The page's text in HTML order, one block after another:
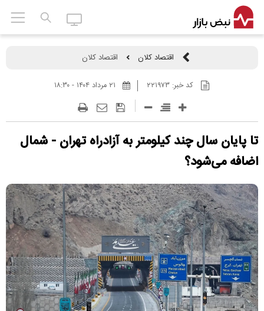
اقتصاد کلان اقتصاد کلان
کد خبر: ۲۲۱۹۷۳
تا پایان سال چند کیلومتر به آزادراه تهران - شمال
اضافه می‌شود؟